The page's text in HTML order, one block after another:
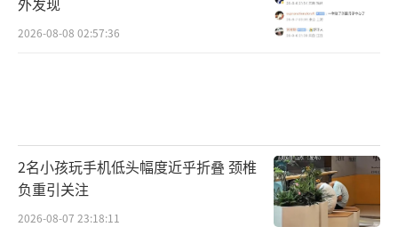
2026-08-08 02:57:36
2名小孩玩手机低头幅度近乎折叠 颈椎
负重引关注
2026-08-07 23:18:11